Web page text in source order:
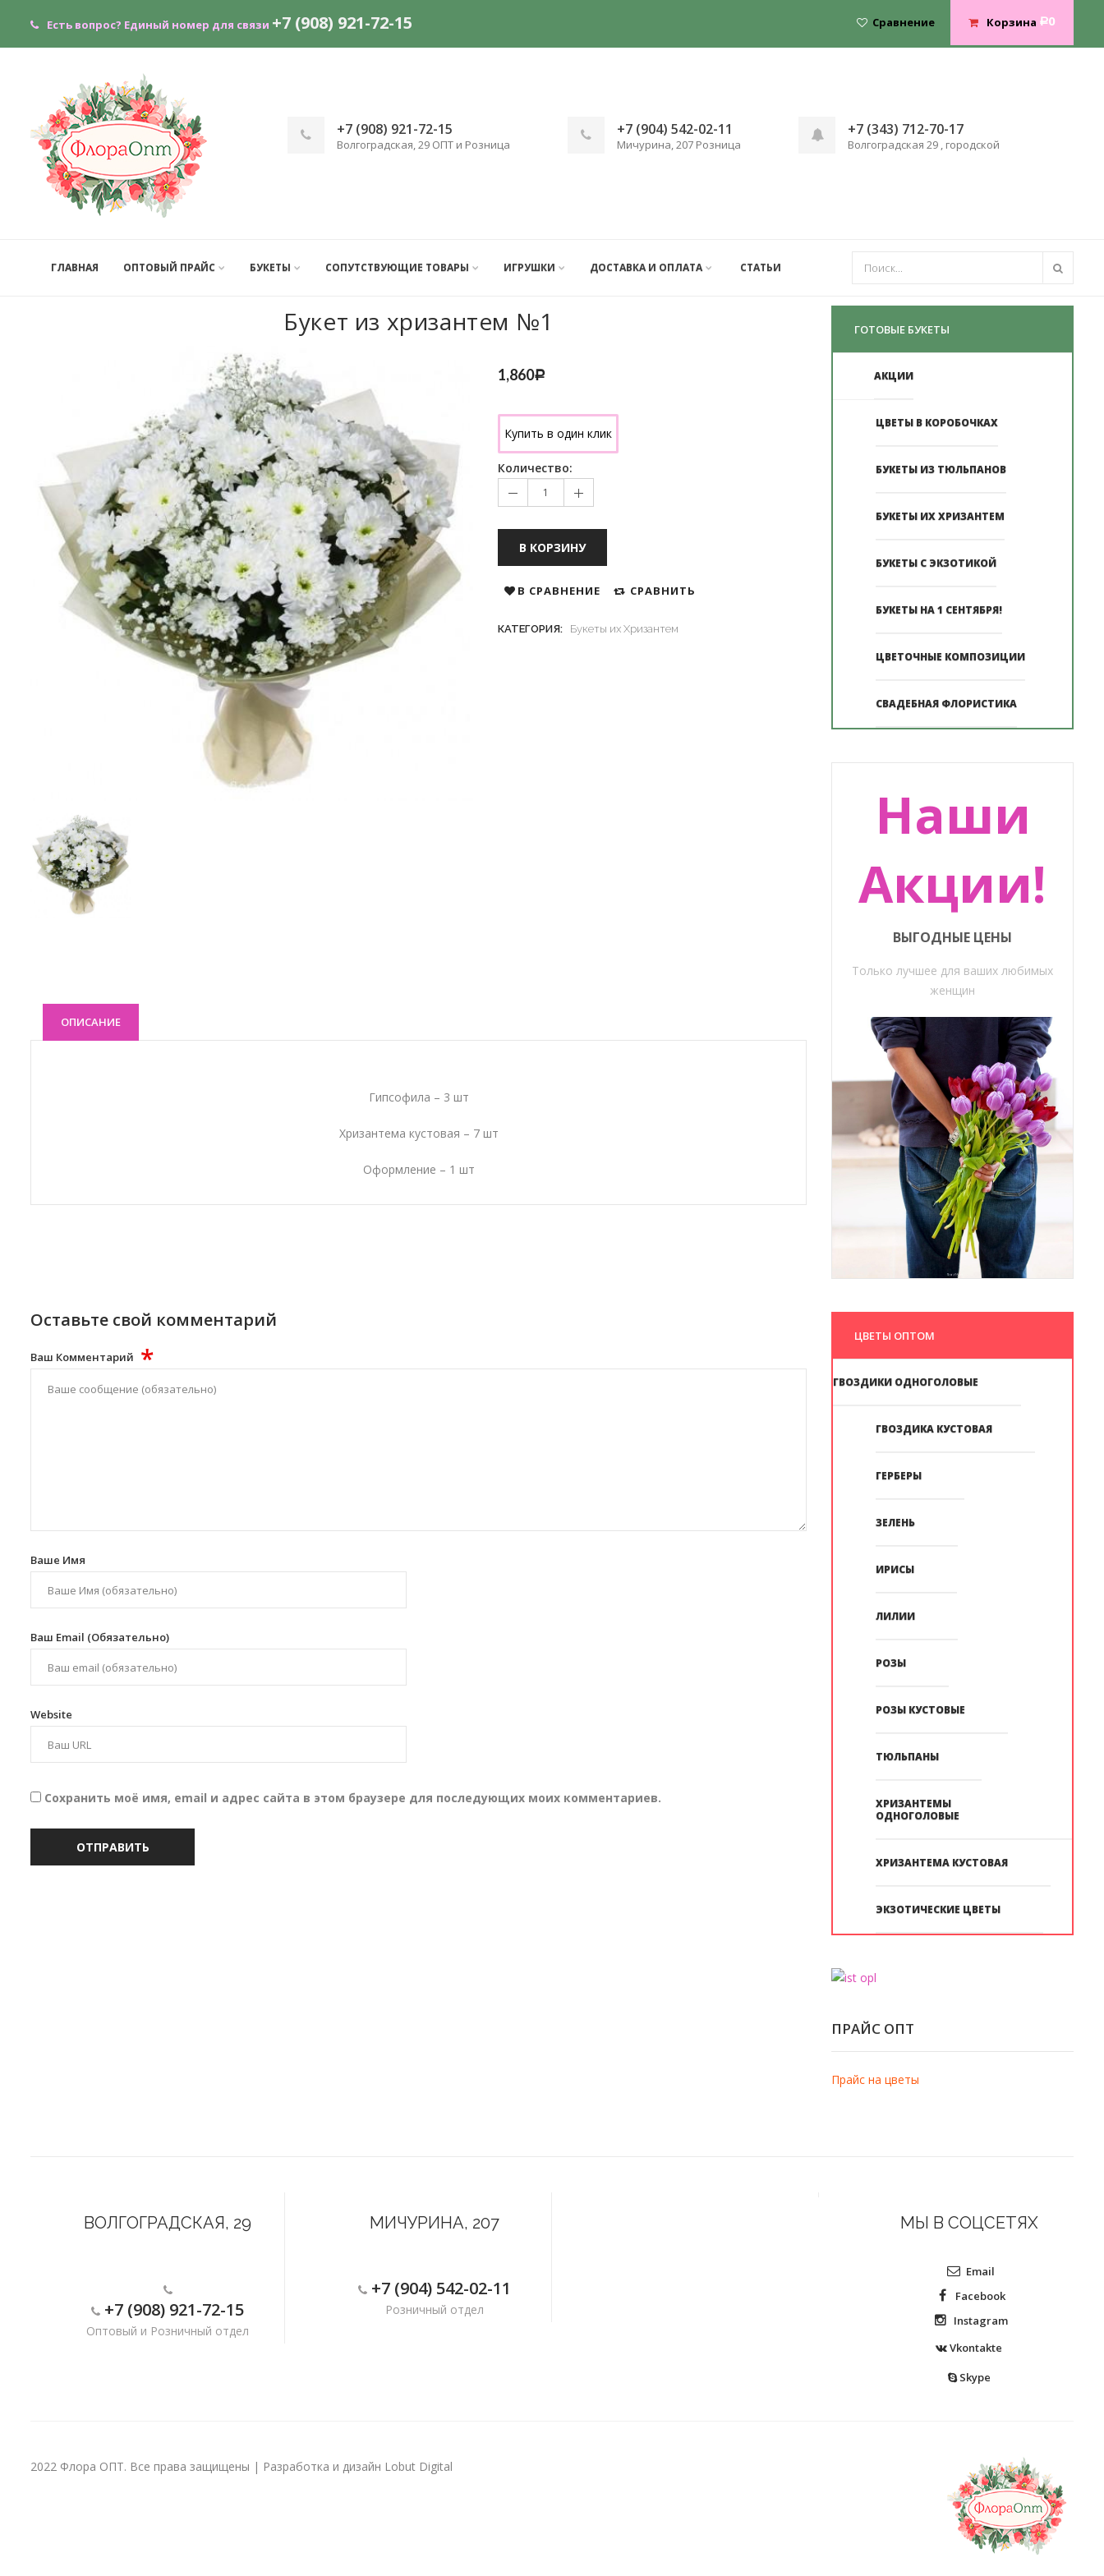
Есть вопрос? Единый номер для связи +7 (908) 921-72-15 Сравнение Корзина Р0
+7 (908) 921-72-15
Волгоградская, 29 ОПТ и Розница
+7 (904) 542-02-11
Мичурина, 207 Розница
+7 (343) 712-70-17
Волгоградская 29 , городской
ГЛАВНАЯ ОПТОВЫЙ ПРАЙС БУКЕТЫ СОПУТСТВУЮЩИЕ ТОВАРЫ ИГРУШКИ ДОСТАВКА И ОПЛАТА СТАТЬИ
Букет из хризантем №1
1,860Р
Купить в один клик
Количество:
В КОРЗИНУ
В СРАВНЕНИЕ СРАВНИТЬ
КАТЕГОРИЯ: Букеты их Хризантем
ОПИСАНИЕ
Гипсофила – 3 шт
Хризантема кустовая – 7 шт
Оформление – 1 шт
Оставьте свой комментарий
Ваш Комментарий *
Ваше Имя
Ваш Email (обязательно)
Website
Сохранить моё имя, email и адрес сайта в этом браузере для последующих моих комментариев.
ГОТОВЫЕ БУКЕТЫ
АКЦИИ
ЦВЕТЫ В КОРОБОЧКАХ
БУКЕТЫ ИЗ ТЮЛЬПАНОВ
БУКЕТЫ ИХ ХРИЗАНТЕМ
БУКЕТЫ С ЭКЗОТИКОЙ
БУКЕТЫ НА 1 СЕНТЯБРЯ!
ЦВЕТОЧНЫЕ КОМПОЗИЦИИ
СВАДЕБНАЯ ФЛОРИСТИКА
Наши
Акции!
ВЫГОДНЫЕ ЦЕНЫ
Только лучшее для ваших любимых
женщин
ЦВЕТЫ ОПТОМ
ГВОЗДИКИ ОДНОГОЛОВЫЕ
ГВОЗДИКА КУСТОВАЯ
ГЕРБЕРЫ
ЗЕЛЕНЬ
ИРИСЫ
ЛИЛИИ
РОЗЫ
РОЗЫ КУСТОВЫЕ
ТЮЛЬПАНЫ
ХРИЗАНТЕМЫ
ОДНОГОЛОВЫЕ
ХРИЗАНТЕМА КУСТОВАЯ
ЭКЗОТИЧЕСКИЕ ЦВЕТЫ
ПРАЙС ОПТ
Прайс на цветы
ВОЛГОГРАДСКАЯ, 29
+7 (908) 921-72-15
Оптовый и Розничный отдел
МИЧУРИНА, 207
+7 (904) 542-02-11
Розничный отдел
МЫ В СОЦСЕТЯХ
Email
Facebook
Instagram
Vkontakte
Skype
2022 Флора ОПТ. Все права защищены | Разработка и дизайн Lobut Digital